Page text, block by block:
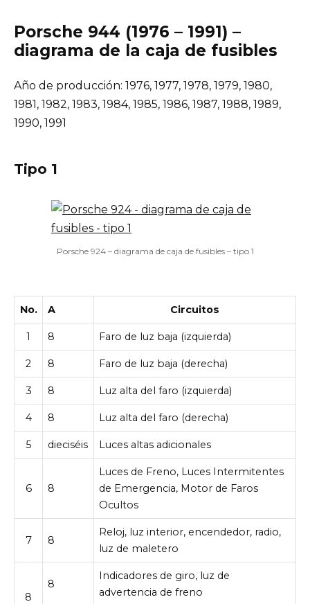
Porsche 944 (1976 – 1991) –
diagrama de la caja de fusibles
Año de producción: 1976, 1977, 1978, 1979, 1980,
1981, 1982, 1983, 1984, 1985, 1986, 1987, 1988, 1989,
1990, 1991
Tipo 1
Porsche 924 – diagrama de caja de fusibles – tipo 1
No. A Circuitos
1 8 Faro de luz baja (izquierda)
2 8 Faro de luz baja (derecha)
3 8 Luz alta del faro (izquierda)
4 8 Luz alta del faro (derecha)
5 dieciséis Luces altas adicionales
6 8
Luces de Freno, Luces Intermitentes
de Emergencia, Motor de Faros
Ocultos
7 8
Reloj, luz interior, encendedor, radio,
luz de maletero
8
8
Indicadores de giro, luz de
advertencia de freno